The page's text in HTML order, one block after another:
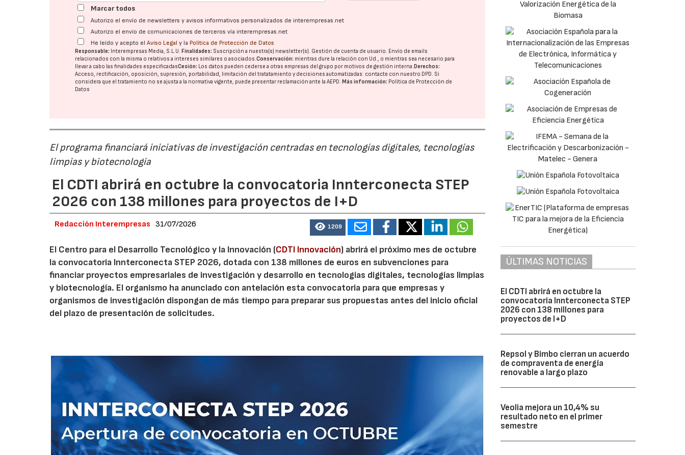
Marcar todos
Autorizo el envío de newsletters y avisos informativos personalizados de interempresas.net
Autorizo el envío de comunicaciones de terceros vía interempresas.net
He leído y acepto elAviso Legal y la Política de Protección de Datos
Responsable: Interempresas Media, S.L.U.Finalidades: Suscripción a nuestra(s) newsletter(s). Gestión de cuenta de usuario. Envío de emails
relacionados con la misma o relativos a intereses similares o asociados.Conservación: mientras dure la relación con Ud., o mientras sea necesario para
llevar a cabo las finalidades especificadasCesión: Los datos pueden cederse a otras empresas del grupo por motivos de gestión interna.Derechos:
Acceso, rectificación, oposición, supresión, portabilidad, limitación del tratatamiento y decisiones automatizadas: contacte con nuestro DPD . Si
considera que el tratamiento no se ajusta a la normativa vigente, puede presentar reclamación ante laAEPD .Más información: Política de Protección de
Datos
El programa financiará iniciativas de investigación centradas en tecnologías digitales, tecnologías
limpias y biotecnología
El CDTI abrirá en octubre la convocatoria Innterconecta STEP
2026 con 138 millones para proyectos de I+D
Redacción Interempresas 31/07/2026 1209
El Centro para el Desarrollo Tecnológico y la Innovación (CDTI Innovación) abrirá el próximo mes de octubre
la convocatoria Innterconecta STEP 2026, dotada con 138 millones de euros en subvenciones para
financiar proyectos empresariales de investigación y desarrollo en tecnologías digitales, tecnologías limpias
y biotecnología. El organismo ha anunciado con antelación esta convocatoria para que empresas y
organismos de investigación dispongan de más tiempo para preparar sus propuestas antes del inicio oficial
del plazo de presentación de solicitudes.
ÚLTIMAS NOTICIAS
El CDTI abrirá en octubre la
convocatoria Innterconecta STEP
2026 con 138 millones para
proyectos de I+D
Repsol y Bimbo cierran un acuerdo
de compraventa de energía
renovable a largo plazo
Veolia mejora un 10,4% su
resultado neto en el primer
semestre